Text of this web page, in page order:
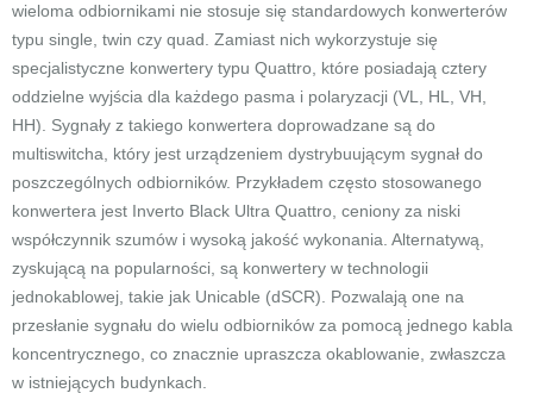
wieloma odbiornikami nie stosuje się standardowych konwerterów
typu single, twin czy quad. Zamiast nich wykorzystuje się
specjalistyczne konwertery typu Quattro, które posiadają cztery
oddzielne wyjścia dla każdego pasma i polaryzacji (VL, HL, VH,
HH). Sygnały z takiego konwertera doprowadzane są do
multiswitcha, który jest urządzeniem dystrybuującym sygnał do
poszczególnych odbiorników. Przykładem często stosowanego
konwertera jest Inverto Black Ultra Quattro, ceniony za niski
współczynnik szumów i wysoką jakość wykonania. Alternatywą,
zyskującą na popularności, są konwertery w technologii
jednokablowej, takie jak Unicable (dSCR). Pozwalają one na
przesłanie sygnału do wielu odbiorników za pomocą jednego kabla
koncentrycznego, co znacznie upraszcza okablowanie, zwłaszcza
w istniejących budynkach.